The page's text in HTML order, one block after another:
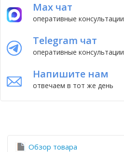
Max чат
оперативные консультации
Telegram чат
оперативные консультации
Напишите нам
отвечаем в тот же день
Обзор товара